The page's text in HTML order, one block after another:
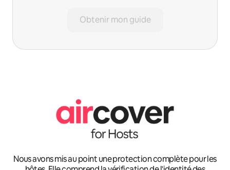
Obtenir mon guide
Nous avons mis au point une protection complète pour les